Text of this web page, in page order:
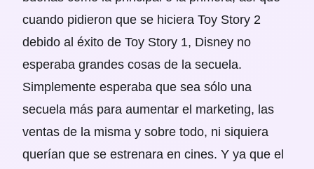
cuando pidieron que se hiciera Toy Story 2
debido al éxito de Toy Story 1, Disney no
esperaba grandes cosas de la secuela.
Simplemente esperaba que sea sólo una
secuela más para aumentar el marketing, las
ventas de la misma y sobre todo, ni siquiera
querían que se estrenara en cines. Y ya que el